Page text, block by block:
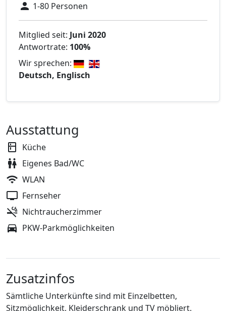
1-80 Personen
Mitglied seit: Juni 2020
Antwortrate: 100%
Wir sprechen:
Deutsch, Englisch
Ausstattung
Küche
Eigenes Bad/WC
WLAN
Fernseher
Nichtraucherzimmer
PKW-Parkmöglichkeiten
Zusatzinfos
Sämtliche Unterkünfte sind mit Einzelbetten,
Sitzmöglichkeit, Kleiderschrank und TV möbliert.